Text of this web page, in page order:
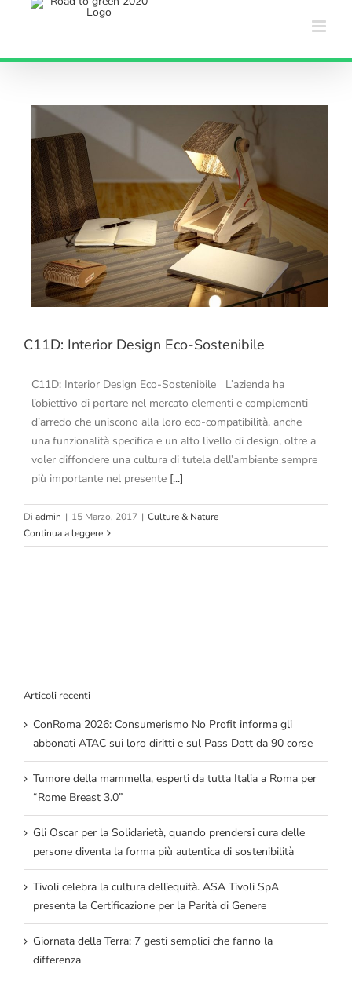
C11D: Interior Design Eco-Sostenibile
C11D: Interior Design Eco-Sostenibile L’azienda ha
l’obiettivo di portare nel mercato elementi e complementi
d’arredo che uniscono alla loro eco-compatibilità, anche
una funzionalità specifica e un alto livello di design, oltre a
voler diffondere una cultura di tutela dell’ambiente sempre
più importante nel presente [...]
Di admin | 15 Marzo, 2017 | Culture & Nature
Continua a leggere
Articoli recenti
ConRoma 2026: Consumerismo No Profit informa gli
abbonati ATAC sui loro diritti e sul Pass Dott da 90 corse
Tumore della mammella, esperti da tutta Italia a Roma per
“Rome Breast 3.0”
Gli Oscar per la Solidarietà, quando prendersi cura delle
persone diventa la forma più autentica di sostenibilità
Tivoli celebra la cultura dell’equità. ASA Tivoli SpA
presenta la Certificazione per la Parità di Genere
Giornata della Terra: 7 gesti semplici che fanno la
differenza